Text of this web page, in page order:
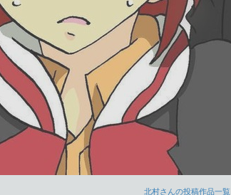
北村さんの投稿作品一覧